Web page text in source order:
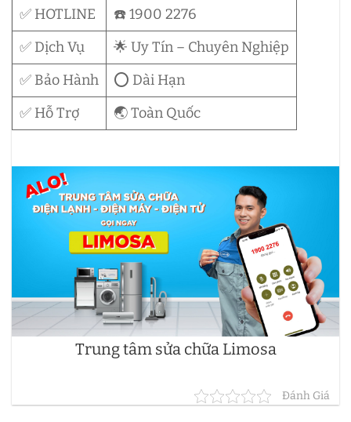
✅ HOTLINE
☎️ 1900 2276
✅ Dịch Vụ
🌟 Uy Tín – Chuyên Nghiệp
✅ Bảo Hành
⭕ Dài Hạn
✅ Hỗ Trợ
🌏 Toàn Quốc
Trung tâm sửa chữa Limosa
Đánh Giá